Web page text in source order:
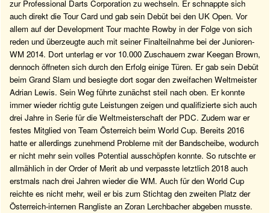
zur Professional Darts Corporation zu wechseln. Er schnappte sich
auch direkt die Tour Card und gab sein Debüt bei den UK Open. Vor
allem auf der Development Tour machte Rowby in der Folge von sich
reden und überzeugte auch mit seiner Finalteilnahme bei der Junioren-
WM 2014. Dort unterlag er vor 10.000 Zuschauern zwar Keegan Brown,
dennoch öffneten sich durch den Erfolg einige Türen. Er gab sein Debüt
beim Grand Slam und besiegte dort sogar den zweifachen Weltmeister
Adrian Lewis. Sein Weg führte zunächst steil nach oben. Er konnte
immer wieder richtig gute Leistungen zeigen und qualifizierte sich auch
drei Jahre in Serie für die Weltmeisterschaft der PDC. Zudem war er
festes Mitglied von Team Österreich beim World Cup. Bereits 2016
hatte er allerdings zunehmend Probleme mit der Bandscheibe, wodurch
er nicht mehr sein volles Potential ausschöpfen konnte. So rutschte er
allmählich in der Order of Merit ab und verpasste letztlich 2018 auch
erstmals nach drei Jahren wieder die WM. Auch für den World Cup
reichte es nicht mehr, weil er bis zum Stichtag den zweiten Platz der
Österreich-internen Rangliste an Zoran Lerchbacher abgeben musste.